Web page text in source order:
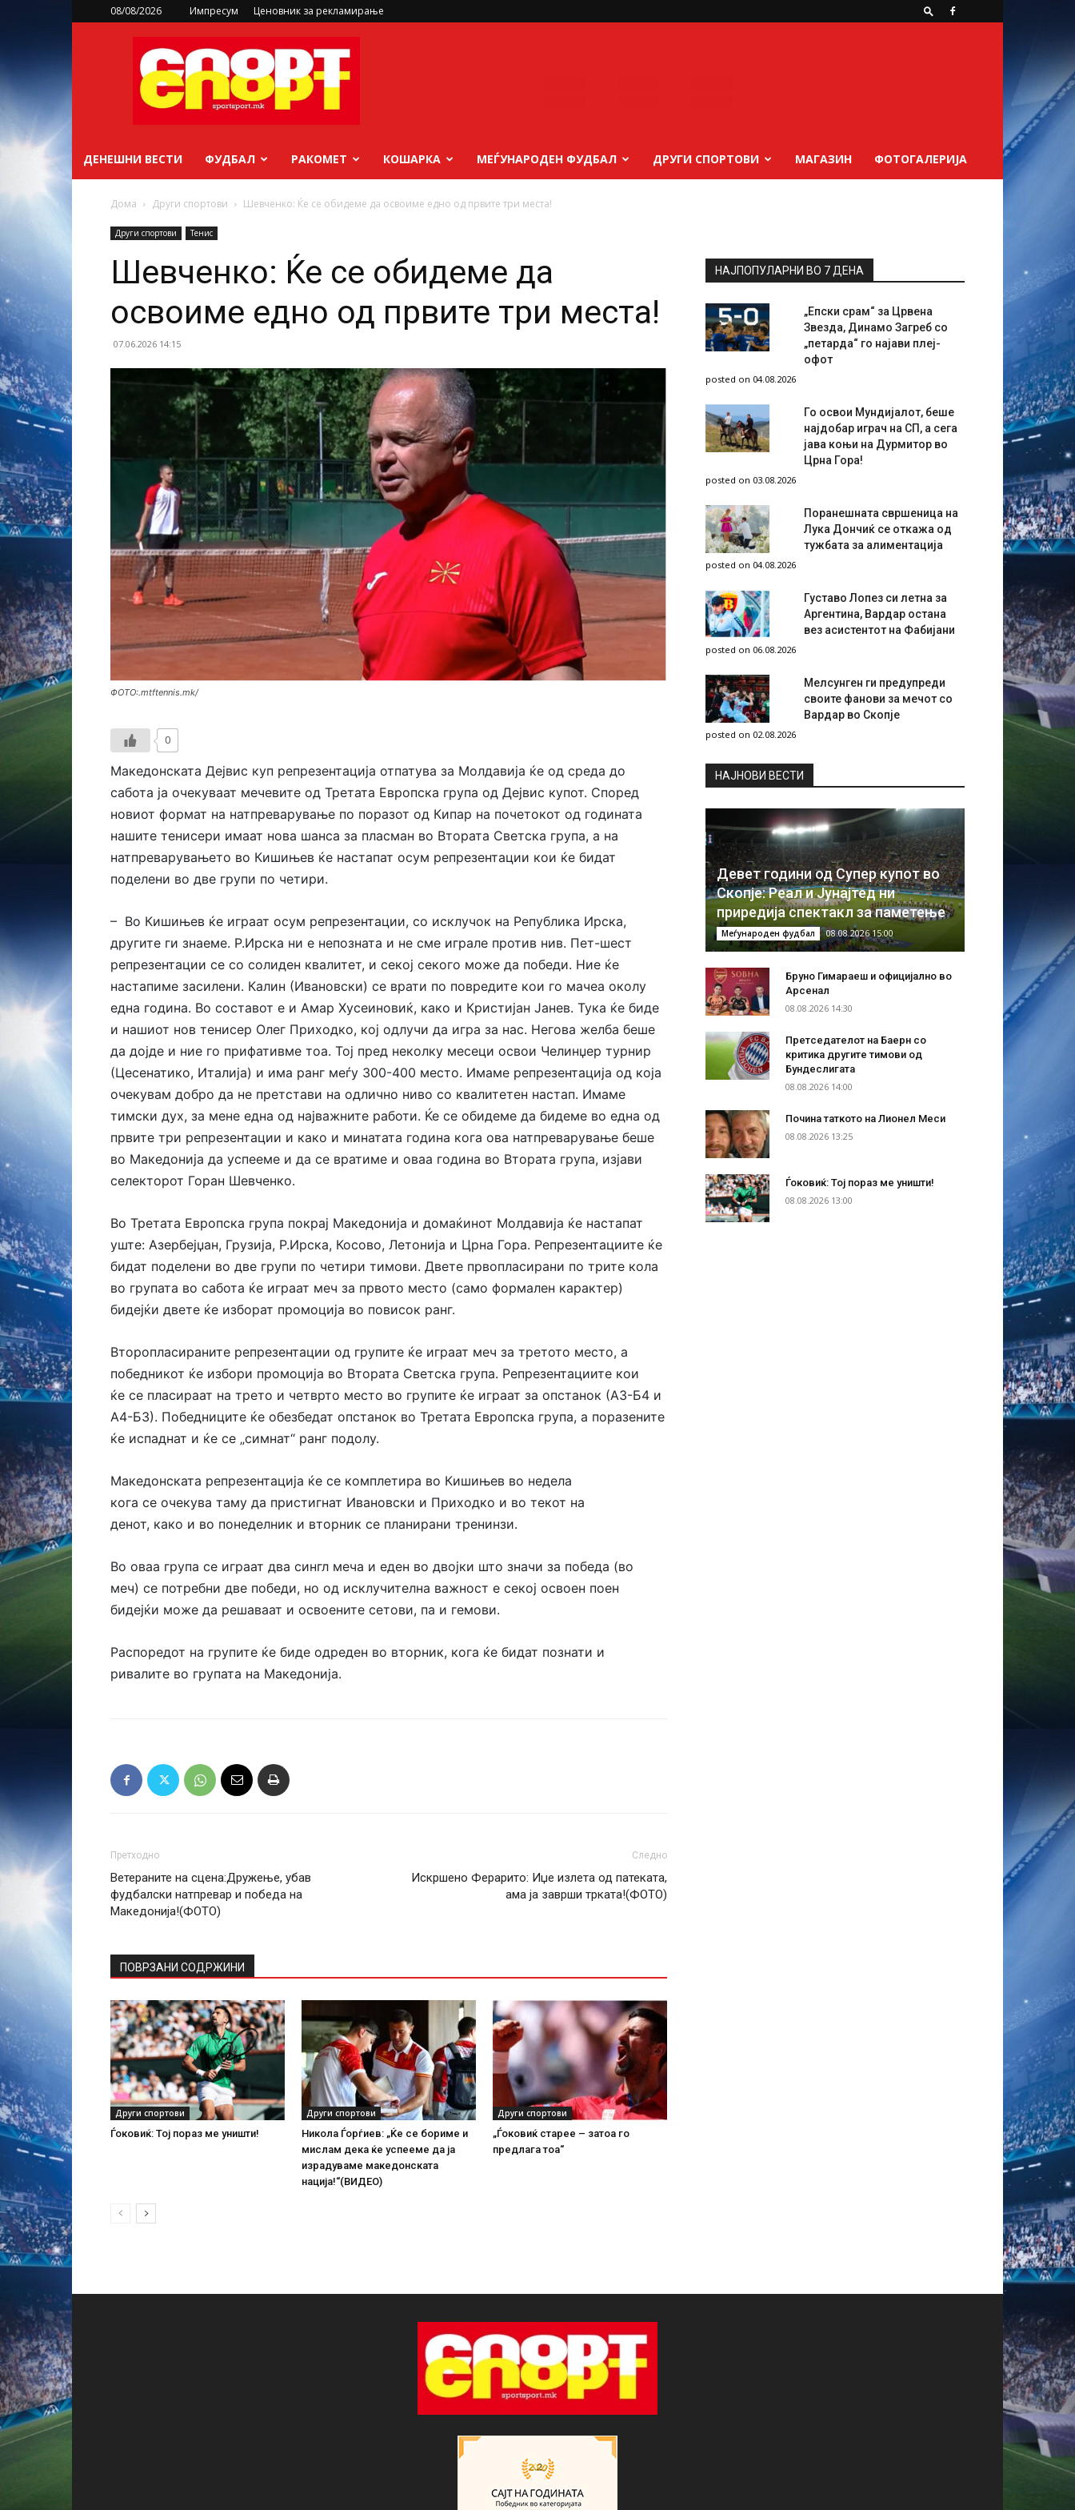
08/08/2026 Импресум Ценовник за рекламирање
sportsport.mk
ДЕНЕШНИ ВЕСТИ ФУДБАЛ РАКОМЕТ КОШАРКА МЕЃУНАРОДЕН ФУДБАЛ ДРУГИ СПОРТОВИ МАГАЗИН ФОТОГАЛЕРИЈА
Дома Други спортови Шевченко: Ќе се обидеме да освоиме едно од првите три места!
Други спортови Тенис
Шевченко: Ќе се обидеме да
освоиме едно од првите три места!
07.06.2026 14:15
ФОТО:.mtftennis.mk/
0
Македонската Дејвис куп репрезентација отпатува за Молдавија ќе од среда до
сабота ја очекуваат мечевите од Третата Европска група од Дејвис купот. Според
новиот формат на натпреварување по поразот од Кипар на почетокот од годината
нашите тенисери имаат нова шанса за пласман во Втората Светска група, а на
натпреварувањето во Кишињев ќе настапат осум репрезентации кои ќе бидат
поделени во две групи по четири.
– Во Кишињев ќе играат осум репрезентации, со исклучок на Република Ирска,
другите ги знаеме. Р.Ирска ни е непозната и не сме играле против нив. Пет-шест
репрезентации се со солиден квалитет, и секој секого може да победи. Ние ќе
настапиме засилени. Калин (Ивановски) се врати по повредите кои го мачеа околу
една година. Во составот е и Амар Хусеиновиќ, како и Кристијан Јанев. Тука ќе биде
и нашиот нов тенисер Олег Приходко, кој одлучи да игра за нас. Негова желба беше
да дојде и ние го прифативме тоа. Тој пред неколку месеци освои Челинџер турнир
(Цесенатико, Италија) и има ранг меѓу 300-400 место. Имаме репрезентација од која
очекувам добро да не претстави на одлично ниво со квалитетен настап. Имаме
тимски дух, за мене една од најважните работи. Ќе се обидеме да бидеме во една од
првите три репрезентации и како и минатата година кога ова натпреварување беше
во Македонија да успееме и да се вратиме и оваа година во Втората група, изјави
селекторот Горан Шевченко.
Во Третата Европска група покрај Македонија и домаќинот Молдавија ќе настапат
уште: Азербејџан, Грузија, Р.Ирска, Косово, Летонија и Црна Гора. Репрезентациите ќе
бидат поделени во две групи по четири тимови. Двете првопласирани по трите кола
во групата во сабота ќе играат меч за првото место (само формален карактер)
бидејќи двете ќе изборат промоција во повисок ранг.
Второпласираните репрезентации од групите ќе играат меч за третото место, а
победникот ќе избори промоција во Втората Светска група. Репрезентациите кои
ќе се пласираат на трето и четврто место во групите ќе играат за опстанок (А3-Б4 и
А4-Б3). Победниците ќе обезбедат опстанок во Третата Европска група, а поразените
ќе испаднат и ќе се „симнат“ ранг подолу.
Македонската репрезентација ќе се комплетира во Кишињев во недела
кога се очекува таму да пристигнат Ивановски и Приходко и во текот на
денот, како и во понеделник и вторник се планирани тренинзи.
Во оваа група се играат два сингл меча и еден во двојки што значи за победа (во
меч) се потребни две победи, но од исклучителна важност е секој освоен поен
бидејќи може да решаваат и освоените сетови, па и гемови.
Распоредот на групите ќе биде одреден во вторник, кога ќе бидат познати и
ривалите во групата на Македонија.
Претходно
Ветераните на сцена:Дружење, убав
фудбалски натпревар и победа на
Македонија!(ФОТО)
Следно
Искршено Ферарито: Иџе излета од патеката,
ама ја заврши трката!(ФОТО)
ПОВРЗАНИ СОДРЖИНИ
Други спортови
Ѓоковиќ: Тој пораз ме уништи!
Други спортови
Никола Ѓорѓиев: „Ќе се бориме и
мислам дека ќе успееме да ја
израдуваме македонската
нација!“(ВИДЕО)
Други спортови
„Ѓоковиќ старее – затоа го
предлага тоа“
НАЈПОПУЛАРНИ ВО 7 ДЕНА
„Епски срам“ за Црвена
Звезда, Динамо Загреб со
„петарда“ го најави плеј-
офот
posted on 04.08.2026
Го освои Мундијалот, беше
најдобар играч на СП, а сега
јава коњи на Дурмитор во
Црна Гора!
posted on 03.08.2026
Поранешната свршеница на
Лука Дончиќ се откажа од
тужбата за алиментација
posted on 04.08.2026
Густаво Лопез си летна за
Аргентина, Вардар остана
вез асистентот на Фабијани
posted on 06.08.2026
Мелсунген ги предупреди
своите фанови за мечот со
Вардар во Скопје
posted on 02.08.2026
НAЈНОВИ ВЕСТИ
Девет години од Супер купот во
Скопје: Реал и Јунајтед ни
приредија спектакл за паметење
Меѓународен фудбал 08.08.2026 15:00
Бруно Гимараеш и официјално во
Арсенал
08.08.2026 14:30
Претседателот на Баерн со
критика другите тимови од
Бундеслигата
08.08.2026 14:00
Почина таткото на Лионел Меси
08.08.2026 13:25
Ѓоковиќ: Тој пораз ме уништи!
08.08.2026 13:00